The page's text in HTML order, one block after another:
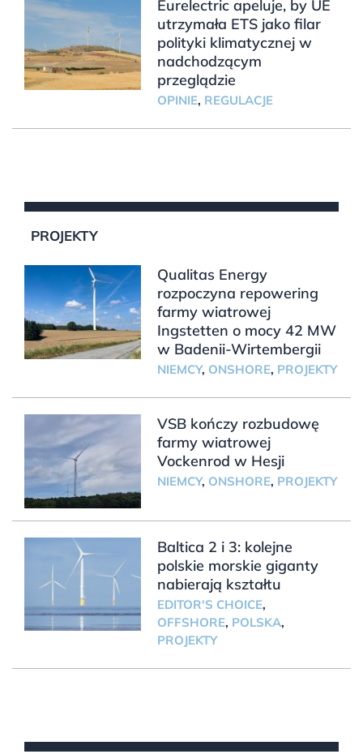
Eurelectric apeluje, by UE
utrzymała ETS jako filar
polityki klimatycznej w
nadchodzącym
przeglądzie
OPINIE, REGULACJE
PROJEKTY
Qualitas Energy
rozpoczyna repowering
farmy wiatrowej
Ingstetten o mocy 42 MW
w Badenii-Wirtembergii
NIEMCY, ONSHORE, PROJEKTY
VSB kończy rozbudowę
farmy wiatrowej
Vockenrod w Hesji
NIEMCY, ONSHORE, PROJEKTY
Baltica 2 i 3: kolejne
polskie morskie giganty
nabierają kształtu
EDITOR'S CHOICE,
OFFSHORE, POLSKA,
PROJEKTY